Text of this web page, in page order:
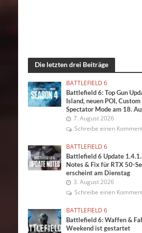
Die letzten drei Beiträge
BATTLEFIELD 6
Battlefield 6: Top Gun
Island, neuen POI,
Spectator Mode am 18.
7. August 2026
Schreibe einen
BATTLEFIELD 6
Battlefield 6 Update
Notes & Fix für RTX 50-
erscheint am Dienstag
3. August 2026
Schreibe einen
BATTLEFIELD 6
Battlefield 6: Waffen &
Weekend ist gestartet